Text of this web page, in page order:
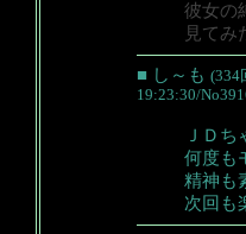
彼女の
見てみ
■ し～も (334
19:23:30/
ＪＤ
何度も
精神も
次回も